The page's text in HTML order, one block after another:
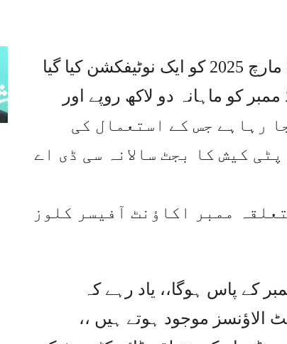
سب نیوز کو دستیاب دستاویز کے مطابق 26 مارچ 2025 کو ایک نوٹیفکشن کیا گیا
کو ماہانہ دو لاکھ روپے اور
جا رہاہے جس کے استعمال کی
کیش کا بجٹ سالانہ سی ڈی اے
ممبر اکاؤنٹ آفیسر کلوز
کے پاس ہوگا،، یاد رہے کہ
الاؤنسز موجود ہوتے ہیں ،،